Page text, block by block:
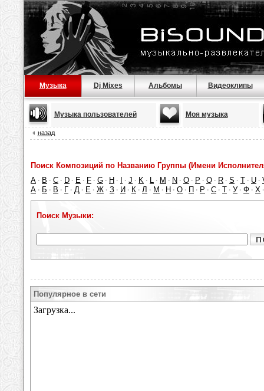
Музыка Dj Mixes Альбомы Видеоклипы
Музыка пользователей Моя музыка
назад
Поиск Композиций по Названию Группы (Имени
A · B · C · D · E · F · G · H · · J · K · L · M · N · O · P · Q · R · S · T · U ·
А · Б · В · Г · Д · Е · Ж · З · И · К · Л · М · Н · О · П · Р · С · Т · У · Ф · Х
Поиск Музыки:
Популярное в сети